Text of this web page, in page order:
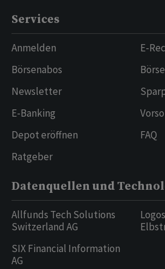
Services
Anmelden
Börsenabos
Newsletter
E-Banking
Depot eröffnen
Ratgeber
E-
FAQ
Datenquellen und
Allfunds Tech Solutions
Switzerland AG
SIX Financial Information
AG